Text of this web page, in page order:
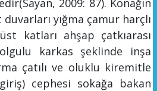
(Sayan, 2009: 87). Konağın
yığma çamur harçlı
katları ahşap çatkıarası
karkas şeklinde inşa
çatılı ve oluklu kiremitle
cephesi sokağa bakan